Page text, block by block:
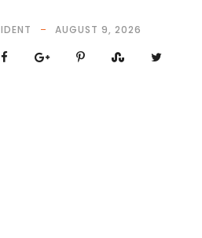
IDENT AUGUST 9, 2026